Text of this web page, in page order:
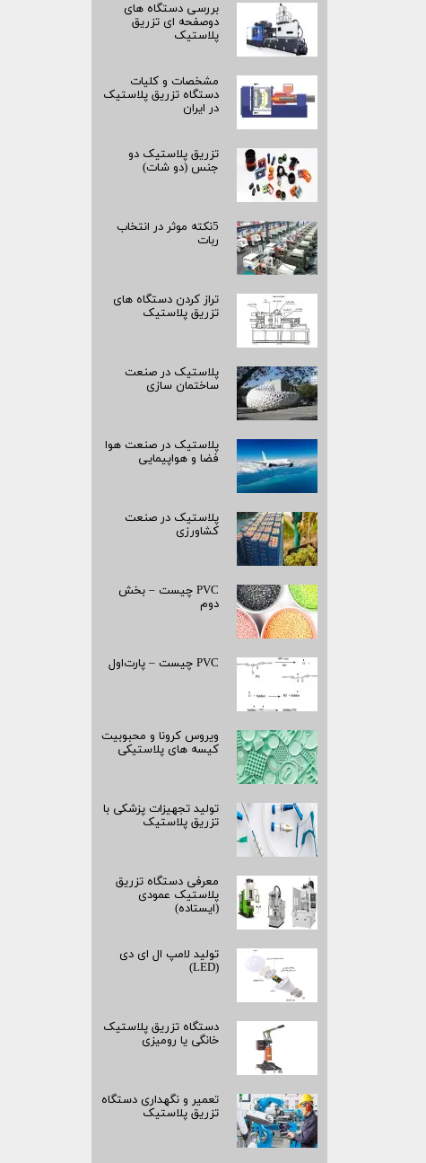
بررسی دستگاه های
دوصفحه ای تزریق
پلاستیک
مشخصات و کلیات
دستگاه تزریق پلاستیک
در ایران
تزریق پلاستیک دو
جنس (دو شات)
5نکته موثر در انتخاب
ربات
تراز کردن دستگاه های
تزریق پلاستیک
پلاستیک در صنعت
ساختمان سازی
پلاستیک در صنعت هوا
فضا و هواپیمایی
پلاستیک در صنعت
کشاورزی
PVC چیست – بخش
دوم
PVC چیست – پارت‌اول
ویروس کرونا و محبوبیت
کیسه­ های پلاستیکی
تولید تجهیزات پزشکی با
تزریق پلاستیک
معرفی دستگاه تزریق
پلاستیک عمودی
(ایستاده)
تولید لامپ ال ای دی
(LED)
دستگاه تزریق پلاستیک
خانگی یا رومیزی
تعمیر و نگهداری دستگاه
تزریق پلاستیک